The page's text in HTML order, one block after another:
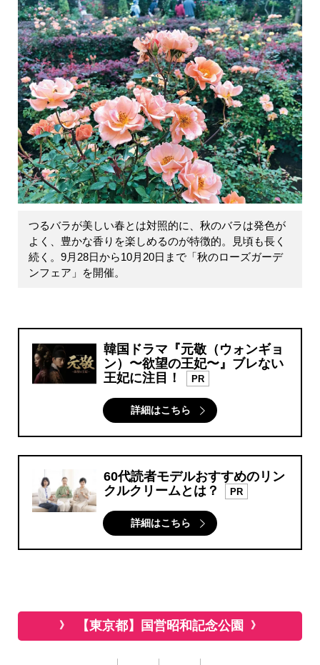
つるバラが美しい春とは対照的に、秋のバラは発色が
よく、豊かな香りを楽しめるのが特徴的。見頃も長く
続く。9月28日から10月20日まで「秋のローズガーデ
ンフェア」を開催。
韓国ドラマ『元敬（ウォンギョ
ン）〜欲望の王妃〜』ブレない
王妃に注目！
PR
詳細はこちら
60代読者モデルおすすめのリン
クルクリームとは？
PR
詳細はこちら
【東京都】国営昭和記念公園